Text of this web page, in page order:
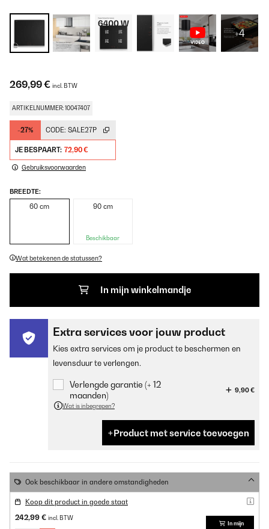
+4
269,99 € incl. BTW
ARTIKELNUMMER: 10047407
-27% CODE: SALE27P
JE BESPAART: 72,90 €
Gebruiksvoorwaarden
BREEDTE:
60 cm 90 cm
Beschikbaar
Wat betekenen de statussen?
In mijn winkelmandje
Extra services voor jouw product
Kies extra services om je product te beschermen en
levensduur te verlengen.
Verlengde garantie (+ 12
maanden)
9,90 €
Wat is inbegrepen?
Product met service toevoegen
Ook beschikbaar in andere omstandigheden
Koop dit product in goede staat
242,99 € incl. BTW
In mijn